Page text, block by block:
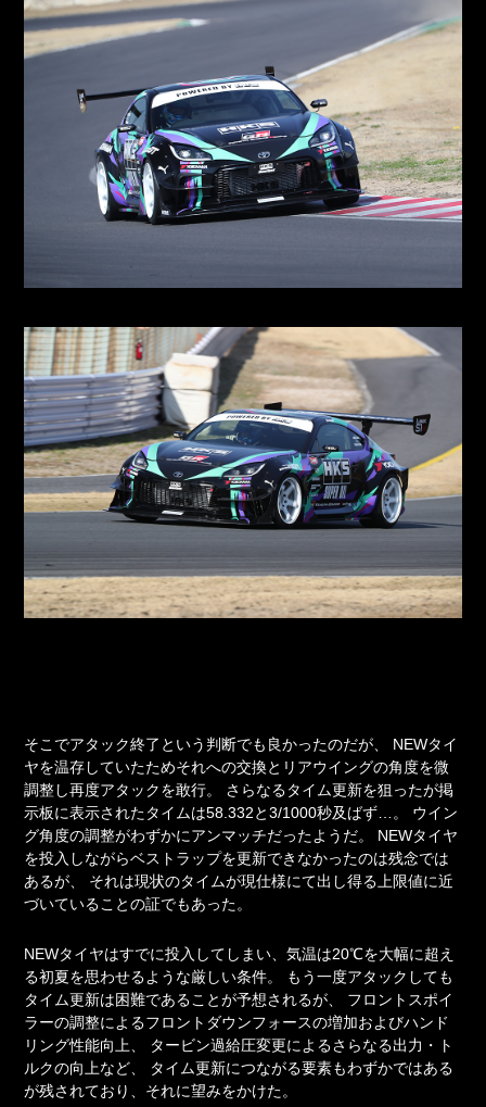
そこでアタック終了という判断でも良かったのだが、
NEWタイ
ヤを温存していたためそれへの交換とリアウイングの角度を微
調整し再度アタックを敢行。
さらなるタイム更新を狙ったが掲
示板に表示されたタイムは58.332と3/1000秒及ばず…。
ウイン
グ角度の調整がわずかにアンマッチだったようだ。
NEWタイヤ
を投入しながらベストラップを更新できなかったのは残念では
あるが、
それは現状のタイムが現仕様にて出し得る上限値に近
づいていることの証でもあった。
NEWタイヤはすでに投入してしまい、気温は20℃を大幅に超え
る初夏を思わせるような厳しい条件。
もう一度アタックしても
タイム更新は困難であることが予想されるが、
フロントスポイ
ラーの調整によるフロントダウンフォースの増加およびハンド
リング性能向上、
タービン過給圧変更によるさらなる出力・ト
ルクの向上など、
タイム更新につながる要素もわずかではある
が残されており、それに望みをかけた。